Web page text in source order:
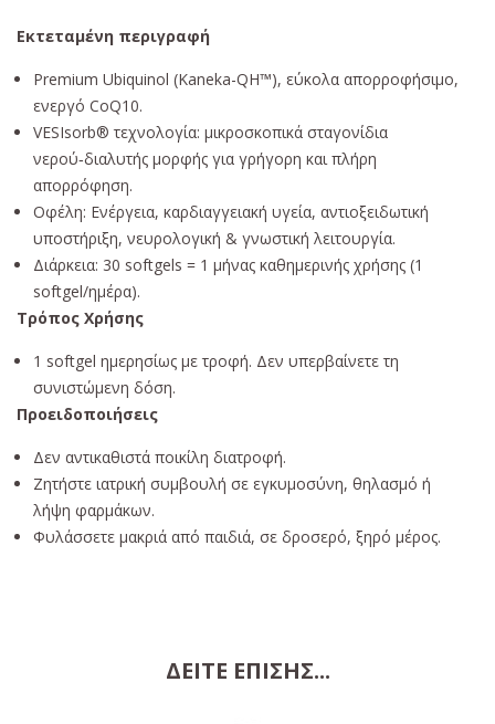
Εκτεταμένη περιγραφή
Premium Ubiquinol (Kaneka-QH™), εύκολα απορροφήσιμο,
ενεργό CoQ10.
VESIsorb® τεχνολογία: μικροσκοπικά σταγονίδια
νερού‑διαλυτής μορφής για γρήγορη και πλήρη
απορρόφηση.
Οφέλη: Ενέργεια, καρδιαγγειακή υγεία, αντιοξειδωτική
υποστήριξη, νευρολογική & γνωστική λειτουργία.
Διάρκεια: 30 softgels = 1 μήνας καθημερινής χρήσης (1
softgel/ημέρα).
Τρόπος Χρήσης
1 softgel ημερησίως με τροφή. Δεν υπερβαίνετε τη
συνιστώμενη δόση.
Προειδοποιήσεις
Δεν αντικαθιστά ποικίλη διατροφή.
Ζητήστε ιατρική συμβουλή σε εγκυμοσύνη, θηλασμό ή
λήψη φαρμάκων.
Φυλάσσετε μακριά από παιδιά, σε δροσερό, ξηρό μέρος.
ΔΕΊΤΕ ΕΠΊΣΗΣ...